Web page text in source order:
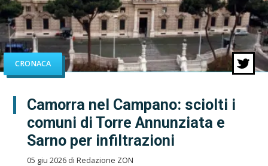
CRONACA
Camorra nel Campano: sciolti i
comuni di Torre Annunziata e
Sarno per infiltrazioni
05 giu 2026 di Redazione ZON